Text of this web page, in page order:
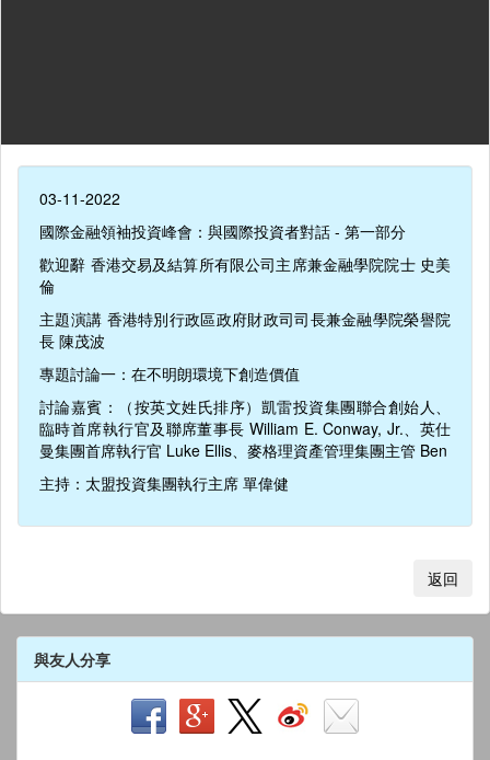
03-11-2022
國際金融領袖投資峰會：與國際投資者對話 - 第一部分
歡迎辭 香港交易及結算所有限公司主席兼金融學院院士 史美
倫
主題演講 香港特別行政區政府財政司司長兼金融學院榮譽院
長 陳茂波
專題討論一：在不明朗環境下創造價值
討論嘉賓：（按英文姓氏排序）凱雷投資集團聯合創始人、
臨時首席執行官及聯席董事長 William E. Conway, Jr.、英仕
曼集團首席執行官 Luke Ellis、麥格理資產管理集團主管 Ben
主持：太盟投資集團執行主席 單偉健
返回
與友人分享